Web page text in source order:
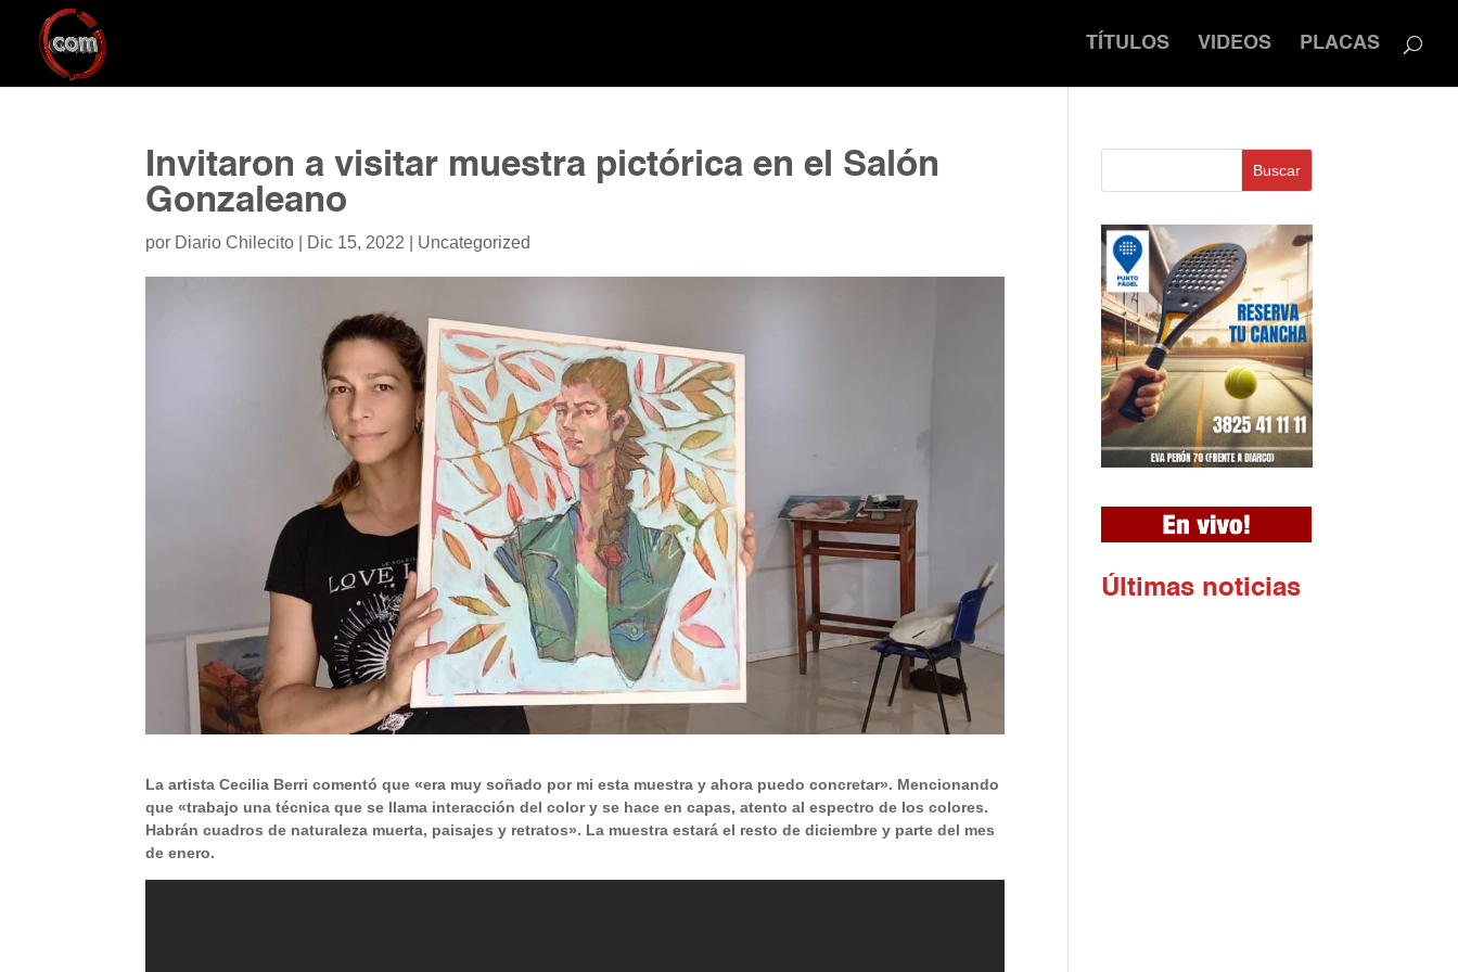
TÍTULOS VIDEOS PLACAS
Invitaron a visitar muestra pictórica en el Salón
Gonzaleano
por Diario Chilecito Dic 15, 2022 Uncategorized
La artista Cecilia Berri comentó que «era muy soñado por mi esta muestra y ahora puedo concretar». Mencionando
que «trabajo una técnica que se llama interacción del color y se hace en capas, atento al espectro de los colores.
Habrán cuadros de naturaleza muerta, paisajes y retratos». La muestra estará el resto de diciembre y parte del mes
de enero.
Buscar
Ú ltimas noticias